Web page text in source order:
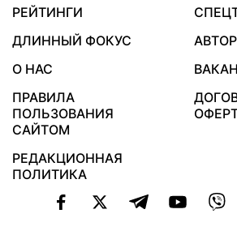
РЕЙТИНГИ
ДЛИННЫЙ ФОКУС
О НАС
ПРАВИЛА
ПОЛЬЗОВАНИЯ
САЙТОМ
РЕДАКЦИОННАЯ
ПОЛИТИКА